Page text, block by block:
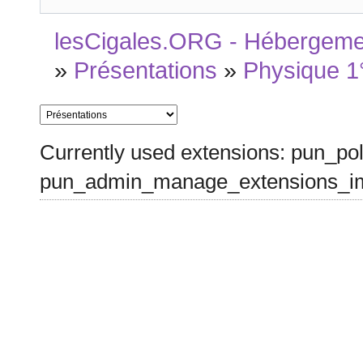
lesCigales.ORG -
» Présentations » Physique
Currently used extensions: